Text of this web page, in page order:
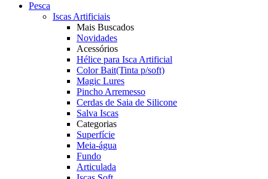
Pesca
Iscas Artificiais
Mais Buscados
Novidades
Acessórios
Hélice para Isca Artificial
Color Bait(Tinta p/soft)
Magic Lures
Pincho Arremesso
Cerdas de Saia de Silicone
Salva Iscas
Categorias
Superfície
Meia-água
Fundo
Articulada